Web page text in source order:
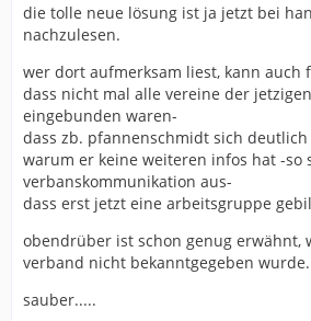
die tolle neue lösung ist ja jetzt bei
nachzulesen.
wer dort aufmerksam liest, kann auch
dass nicht mal alle vereine der
eingebunden waren-
dass zb. pfannenschmidt sich
warum er keine weiteren infos hat -so
verbanskommunikation aus-
dass erst jetzt eine arbeitsgruppe
obendrüber ist schon genug erwähnt,
verband nicht bekanntgegeben wurde.
sauber.....